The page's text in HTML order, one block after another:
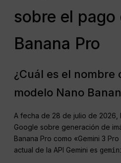
sobre el pago
Banana Pro
¿Cuál es el nombre
modelo Nano
A fecha de 28 de julio de 2026,
Google sobre generación de
Banana Pro como «Gemini 3
actual de la API Gemini es